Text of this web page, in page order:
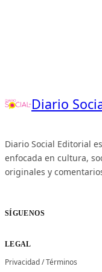
Diario
Diario Social Editorial
enfocada en cultura,
originales y
SÍGUENOS
LEGAL
Privacidad/Términos